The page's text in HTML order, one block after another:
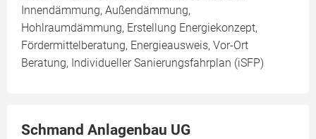
Innendämmung, Außendämmung,
Hohlraumdämmung, Erstellung Energiekonzept,
Fördermittelberatung, Energieausweis, Vor-Ort
Beratung, Individueller Sanierungsfahrplan (iSFP)
Schmand Anlagenbau UG